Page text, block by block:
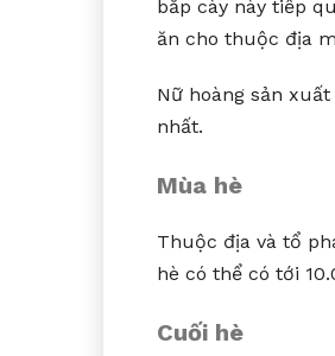
bắp cày này tiếp
ăn cho thuộc địa
Nữ hoàng sản
nhất.
Mùa hè
Thuộc địa và tổ
hè có thể có tới
Cuối hè